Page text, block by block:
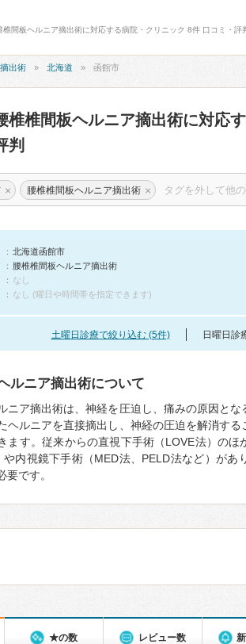
間板ヘルニア摘出術に対応する病院・クリニック 8件 口コミ・評
出術 北海道 函館市
椎椎間板ヘルニア摘出術に対応
判
× 腰椎椎間板ヘルニア摘出術 ×
北海道函館市
腰椎椎間板ヘルニア摘出術
なし
なし (曜日や時間帯を指定できます)
土曜日診療で絞り込む (5件) 日曜日診
ルニア摘出術について
ニア摘出術は、神経を圧迫し、痛みの原因と
ヘルニアを直接摘出し、神経の圧迫を解消す
ます。従来からの直視下手術（LOVE法）の
内視鏡下手術（MED法、PELD法など）があ
要です。
★の数 レビュー数